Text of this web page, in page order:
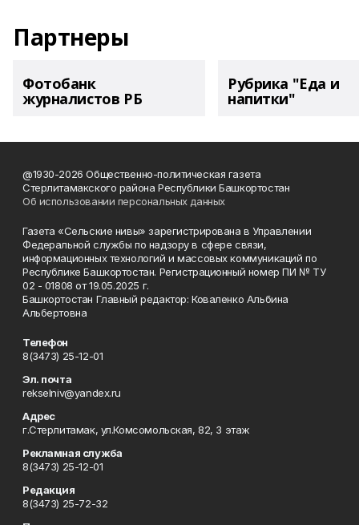
Партнеры
Фотобанк
журналистов РБ
Рубрика "Еда и
напитки"
@1930-2026 Общественно-политическая газета
Стерлитамакского района Республики Башкортостан
Об использовании персональных данных
Газета «Сельские нивы» зарегистрирована в Управлении
Федеральной службы по надзору в сфере связи,
информационных технологий и массовых коммуникаций по
Республике Башкортостан. Регистрационный номер ПИ № ТУ
02 - 01808 от 19.05.2025 г.
Башкортостан Главный редактор: Коваленко Альбина
Альбертовна
Телефон
8(3473) 25-12-01
Эл. почта
rekselniv@yandex.ru
Адрес
г.Стерлитамак, ул.Комсомольская, 82, 3 этаж
Рекламная служба
8(3473) 25-12-01
Редакция
8(3473) 25-72-32